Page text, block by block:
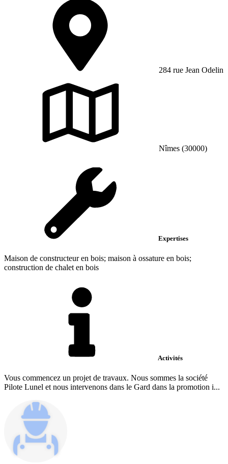
284 rue Jean Odelin
Nîmes (30000)
Expertises
Maison de constructeur en bois; maison à ossature en bois;
construction de chalet en bois
Activités
Vous commencez un projet de travaux. Nous sommes la société
Pilote Lunel et nous intervenons dans le Gard dans la promotion i...